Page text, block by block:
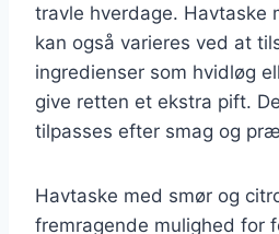
travle hverdage. Havtaske
kan også varieres ved at
ingredienser som hvidløg
give retten et ekstra pift.
tilpasses efter smag og
Havtaske med smør og
fremragende mulighed for